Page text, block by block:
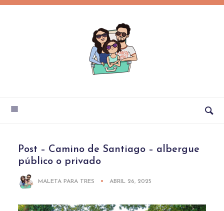
Post – Camino de Santiago – albergue
público o privado
MALETA PARA TRES ABRIL 26, 2025